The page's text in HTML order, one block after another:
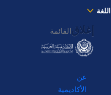
اللغة
إغلاق القائمة
عن
الأكاديمية